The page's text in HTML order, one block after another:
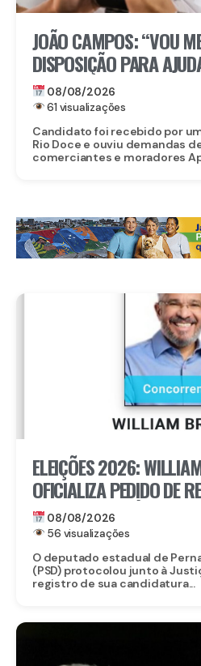
JOÃO CAMPOS: “VOU
DISPOSIÇÃO PARA
08/08/2026
61 visualizações
Candidato foi recebido por
Rio Doce e ouviu demandas
comerciantes e moradores
ELEIÇÕES 2026:
OFICIALIZA PEDIDO DE
CANDIDATURA À
08/08/2026
56 visualizações
O deputado estadual de
(PSD) protocolou junto à
registro de sua candidatura...